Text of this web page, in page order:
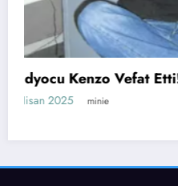
Radyo
Belli